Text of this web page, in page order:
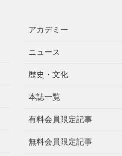
アカデミー
ニュース
歴史・文化
本誌一覧
有料会員限定記事
無料会員限定記事